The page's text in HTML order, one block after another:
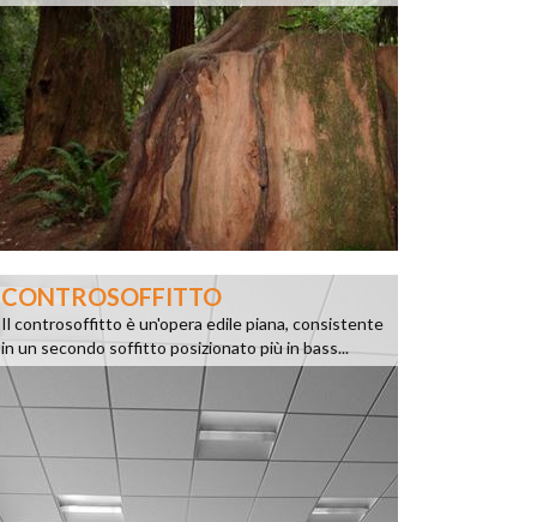
CONTROSOFFITTO
Il controsoffitto è un'opera edile piana, consistente
in un secondo soffitto posizionato più in bass...